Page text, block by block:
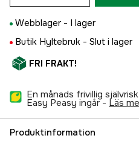
Webblager - I lager
Butik Hyltebruk - Slut i lager
FRI FRAKT!
En månads frivillig
Easy Peasy ingår - läs
Produktinformation